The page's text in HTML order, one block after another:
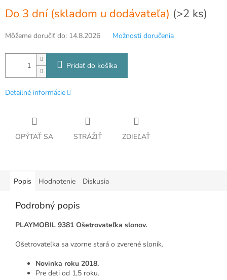
cena:
Do 3 dní (skladom u dodávateľa) (>2 ks)
Môžeme doručiť do: 14.8.2026 Možnosti doručenia
Pridať do košíka
Detailné informácie
OPÝTAŤ SA STRÁŽIŤ ZDIEĽAŤ
Popis Hodnotenie Diskusia
Podrobný popis
PLAYMOBIL 9381 Ošetrovateľka slonov.
Ošetrovateľka sa vzorne stará o zverené sloník.
Novinka roku 2018.
Pre deti od 1,5 roku.